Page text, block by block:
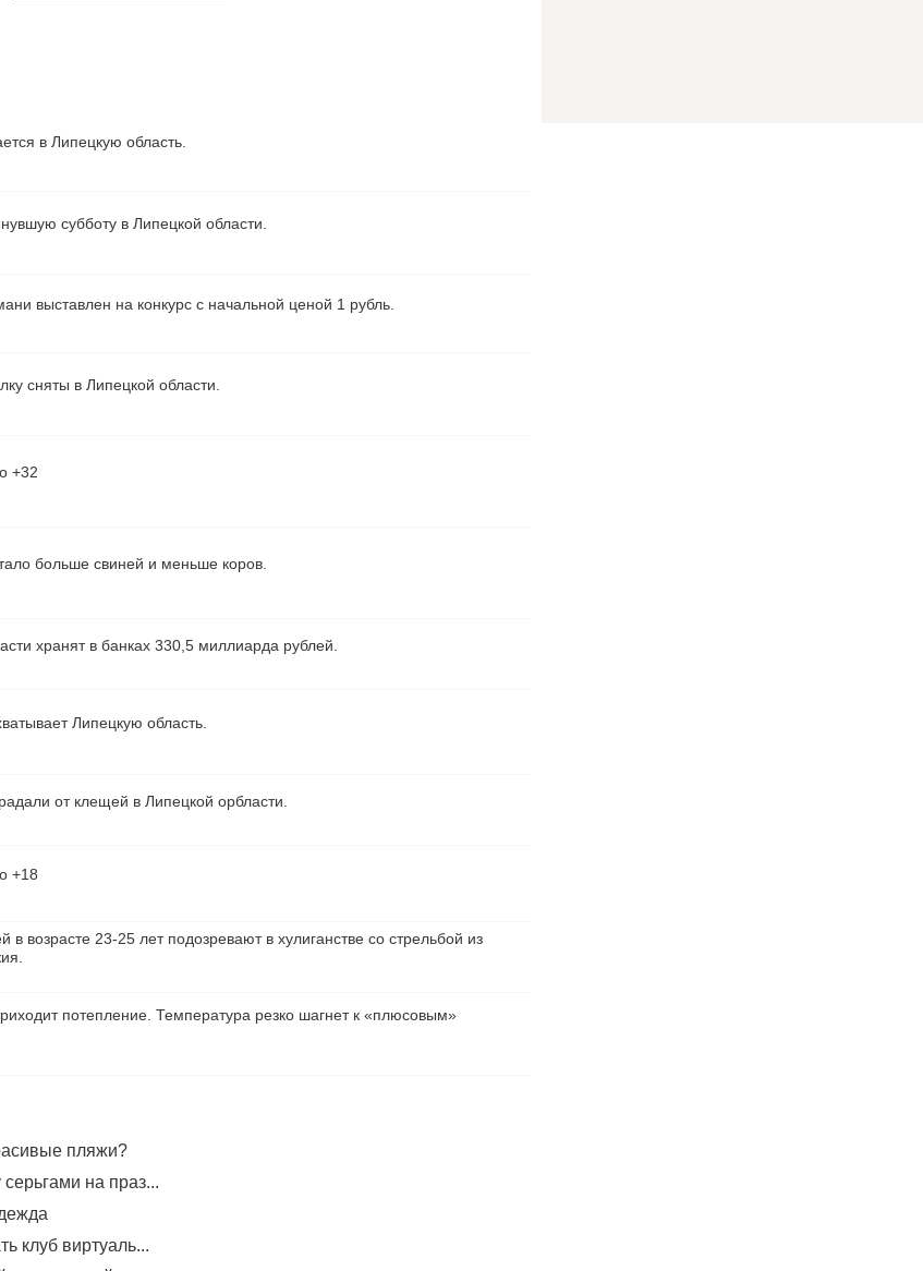
в Липецкую область.
субботу в Липецкой области.
выставлен на конкурс с начальной ценой 1 рубль.
сняты в Липецкой области.
+32
больше свиней и меньше коров.
хранят в банках 330,5 миллиарда рублей.
Липецкую область.
от клещей в Липецкой орбласти.
+18
в возрасте 23-25 лет подозревают в хулиганстве со стрельбой из
потепление. Температура резко шагнет к «плюсовым»
пляжи?
на праз...
клуб виртуаль...